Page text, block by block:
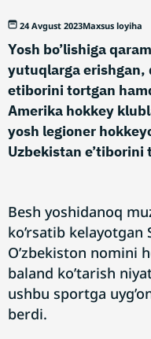
24 Avgust 2023Maxsus loyiha
Yosh bo’lishiga
yutuqlarga
etiborini tortgan
Amerika hokkey
yosh legioner
Uzbekistan e’tiborini
Besh yoshidanoq
ko’rsatib
O’zbekiston nomini
baland ko’tarish
ushbu sportga
berdi.